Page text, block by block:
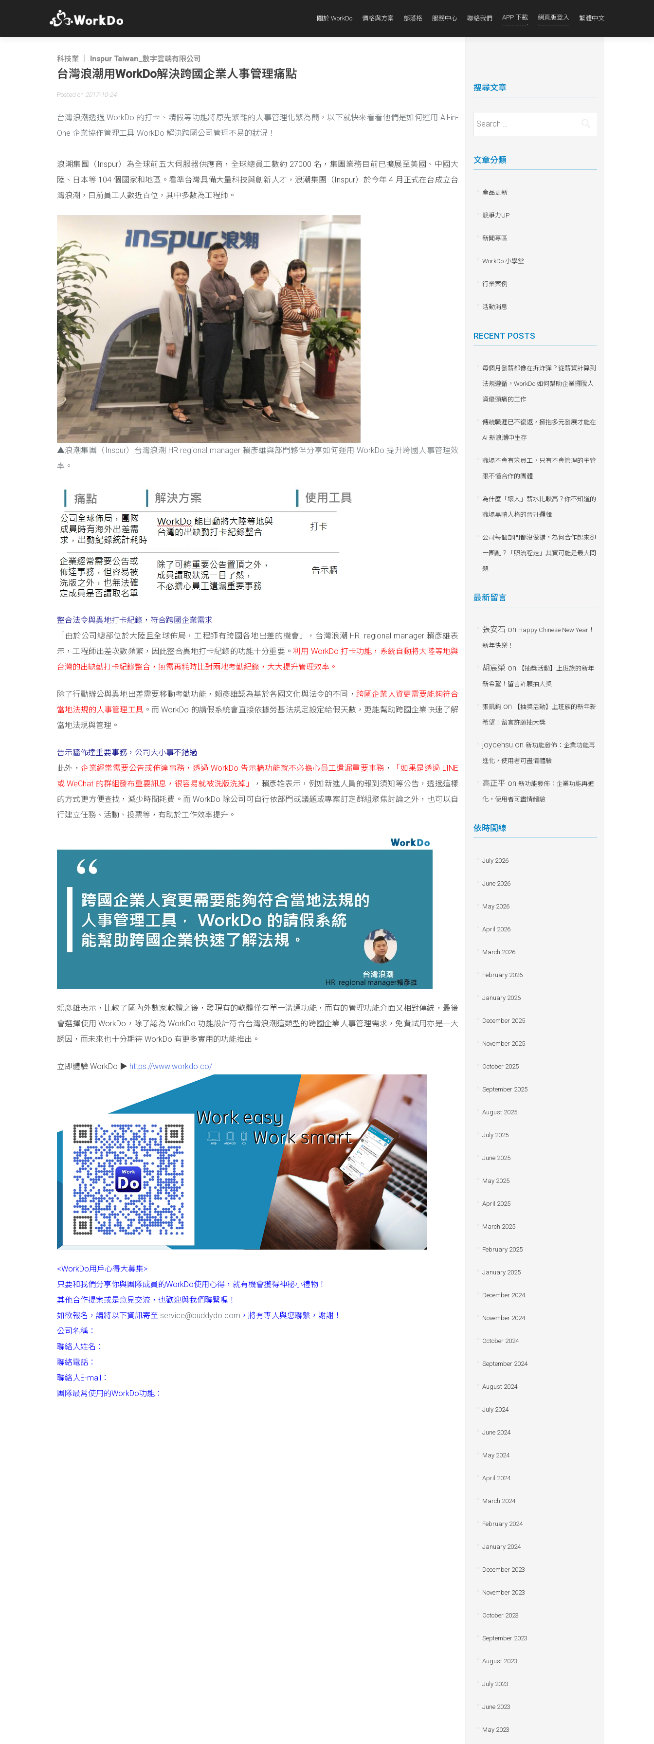
關於 WorkDo 價格與方案 部落格 服務中心 聯絡我們 APP 下載 網頁版登入 繁體中文
科技業 Inspur Taiwan_數字雲端有限公司
台灣浪潮用WorkDo解決跨國企業人事管理痛點
Posted on 2017-10-24
台灣浪潮透過 WorkDo 的打卡、請假等功能將原先繁雜的人事管理化繁為簡，以下就快來看看他們是如何運用 All-in-
One 企業協作管理工具 WorkDo 解決跨國公司管理不易的狀況！
浪潮集團（Inspur）為全球前五大伺服器供應商，全球總員工數約 27000 名，集團業務目前已擴展至美國、中國大
陸、日本等 104 個國家和地區。看準台灣具備大量科技與創新人才，浪潮集團（Inspur）於今年 4 月正式在台成立台
灣浪潮，目前員工人數近百位，其中多數為工程師。
▲浪潮集團（Inspur）台灣浪潮 HR regional manager 賴彥雄與部門夥伴分享如何運用 WorkDo 提升跨國人事管理效
率。
整合法令與異地打卡紀錄，符合跨國企業需求
「由於公司總部位於大陸且全球佈局，工程師有跨國各地出差的機會」，台灣浪潮 HR regional manager 賴彥雄表
示，工程師出差次數頻繁，因此整合異地打卡紀錄的功能十分重要。 利用 WorkDo 打卡功能，系統自動將大陸等地與
台灣的出缺勤打卡紀錄整合，無需再耗時比對兩地考勤紀錄，大大提升管理效率。
除了行動辦公與異地出差需要移動考勤功能，賴彥雄認為基於各國文化與法令的不同， 跨國企業人資更需要能夠符合
當地法規的人事管理工具 。而 WorkDo 的請假系統會直接依據勞基法規定設定給假天數，更能幫助跨國企業快速了解
當地法規與管理。
告示牆佈達重要事務，公司大小事不錯過
此外，企業經常需要公告或佈達事務，透過 WorkDo 告示牆功能就不必擔心員工遺漏重要事務 ，
「如果是透過 LINE
或 WeChat 的群組發布重要訊息，很容易就被洗版洗掉」
，賴彥雄表示，例如新進人員的報到須知等公告，透過這樣
的方式更方便查找，減少時間耗費。而 WorkDo 除公司可自行依部門或議題或專案訂定群組聚焦討論之外，也可以自
行建立任務、活動、投票等，有助於工作效率提升。
賴彥雄表示，比較了國內外數家軟體之後，發現有的軟體僅有單一溝通功能，而有的管理功能介面又相對傳統，最後
會選擇使用 WorkDo，除了認為 WorkDo 功能設計符合台灣浪潮這類型的跨國企業人事管理需求，免費試用亦是一大
誘因，而未來也十分期待 WorkDo 有更多實用的功能推出。
立即體驗 WorkDo ▶ https://www.workdo.co/
<WorkDo用戶心得大募集>
只要和我們分享你與團隊成員的WorkDo使用心得，就有機會獲得神秘小禮物！
其他合作提案或是意見交流，也歡迎與我們聯繫喔！
如欲報名，請將以下資訊寄至 service@buddydo.com ，將有專人與您聯繫，謝謝！
公司名稱：
聯絡人姓名：
聯絡電話：
聯絡人E-mail：
團隊最常使用的WorkDo功能：
搜尋文章
Search for:
文章分類
產品更新
競爭力UP
新聞專區
WorkDo 小學堂
行業案例
活動消息
RECENT POSTS
每個月發薪都像在拆炸彈？從薪資計算到
法規遵循，WorkDo 如何幫助企業擺脫人
資最頭痛的工作
傳統職涯已不復返，擁抱多元發展才能在
AI 新浪潮中生存
職場不會有笨員工，只有不會管理的主管
跟不懂合作的團體
為什麼「壞人」薪水比較高？你不知道的
職場黑暗人格的晉升邏輯
公司每個部門都沒做錯，為何合作起來卻
一團亂？「照流程走」其實可能是最大問
題
最新留言
張安石 on Happy Chinese New Year！
新年快樂！
胡宸榮 on 【抽獎活動】上班族的新年
新希望！留言許願抽大獎
張凱鈞on 【抽獎活動】上班族的新年新
希望！留言許願抽大獎
joycehsu on 新功能發佈：企業功能再
進化，使用者可盡情體驗
高正平 on 新功能發佈：企業功能再進
化，使用者可盡情體驗
依時間線
July 2026
June 2026
May 2026
April 2026
March 2026
February 2026
January 2026
December 2025
November 2025
October 2025
September 2025
August 2025
July 2025
June 2025
May 2025
April 2025
March 2025
February 2025
January 2025
December 2024
November 2024
October 2024
September 2024
August 2024
July 2024
June 2024
May 2024
April 2024
March 2024
February 2024
January 2024
December 2023
November 2023
October 2023
September 2023
August 2023
July 2023
June 2023
May 2023